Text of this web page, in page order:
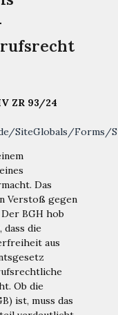
ZR 93/24
SiteGlobals/Forms/
Das
Verstoß gegen
BGH hob
dass die
aus
Ob die
ist, muss das